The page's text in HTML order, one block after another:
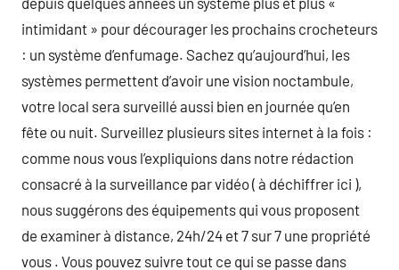
intimidant » pour décourager les prochains crocheteurs
: un système d’enfumage. Sachez qu’aujourd’hui, les
systèmes permettent d’avoir une vision noctambule,
votre local sera surveillé aussi bien en journée qu’en
fête ou nuit. Surveillez plusieurs sites internet à la fois :
comme nous vous l’expliquions dans notre rédaction
consacré à la surveillance par vidéo ( à déchiffrer ici ),
nous suggérons des équipements qui vous proposent
de examiner à distance, 24h/24 et 7 sur 7 une propriété
vous . Vous pouvez suivre tout ce qui se passe dans